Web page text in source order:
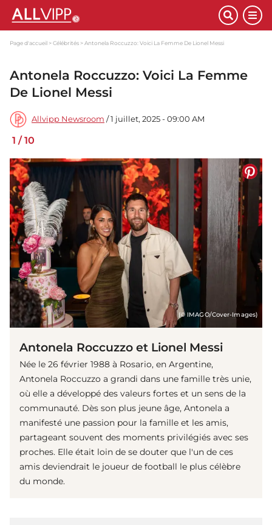
Page d'accueil Célébrités Antonela Roccuzzo: Voici La Femme De Lionel Messi
Antonela Roccuzzo: Voici La Femme
De Lionel Messi
Allvipp Newsroom / 1 juillet, 2025 - 09:00 AM
1 /10
(© IMAGO/Cover-Images)
Antonela Roccuzzo et Lionel Messi
Née le 26 février 1988 à Rosario, en Argentine,
Antonela Roccuzzo a grandi dans une famille très unie,
où elle a développé des valeurs fortes et un sens de la
communauté. Dès son plus jeune âge, Antonela a
manifesté une passion pour la famille et les amis,
partageant souvent des moments privilégiés avec ses
proches. Elle était loin de se douter que l'un de ces
amis deviendrait le joueur de football le plus célèbre
du monde.